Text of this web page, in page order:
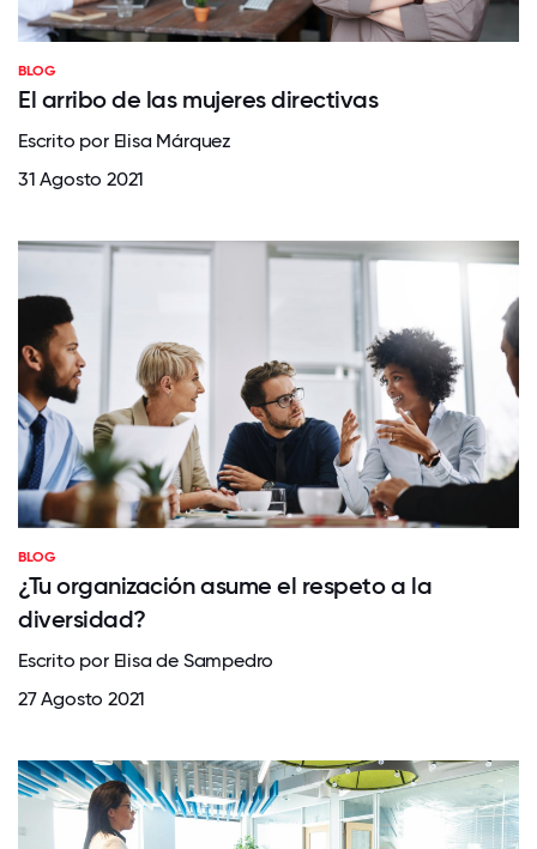
BLOG
El arribo de las mujeres directivas
Escrito por Elisa Márquez
31 Agosto 2021
BLOG
¿Tu organización asume el respeto a la
diversidad?
Escrito por Elisa de Sampedro
27 Agosto 2021